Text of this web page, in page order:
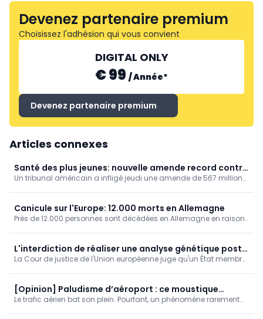
Devenez partenaire premium
Choisissez l'adhésion qui vous convient
DIGITAL ONLY
€ 99 /Année*
Devenez partenaire premium
Articles connexes
Santé des plus jeunes: nouvelle amende record contre
Meta !
Un tribunal américain a infligé jeudi une amende de 567 millions
de mesures pour protéger les jeunes utilisateurs.
Canicule sur l'Europe: 12.000 morts en Allemagne
Près de 12.000 personnes sont décédées en Allemagne en raison
L'interdiction de réaliser une analyse génétique post
mortem ne produit pas d'effet transfrontalier
La Cour de justice de l'Union européenne juge qu'un État membre
seul motif que sa législation nationale interdit un tel examen.
[Opinion] Paludisme d’aéroport : ce moustique
voyage à tire-d’ailes !
Le trafic aérien bat son plein. Pourtant, un phénomène rarement